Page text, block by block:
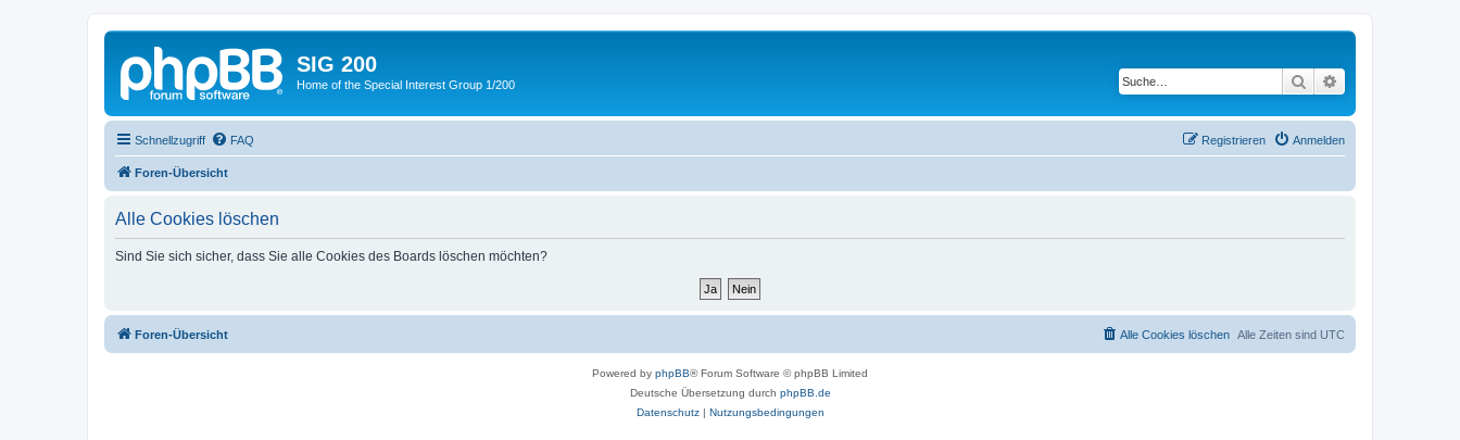
SIG 200
Home of the Special Interest Group 1/200 Suche
Schnellzugriff FAQ Anmelden
Registrieren
Foren-Übersicht
Alle Cookies löschen
Sind Sie sich sicher, dass Sie alle Cookies des Boards löschen möchten?
Foren-Übersicht Alle Zeiten sind UTC
Alle Cookies löschen
Powered by phpBB® Forum Software © phpBB Limited
Deutsche Übersetzung durch phpBB.de
Datenschutz| Nutzungsbedingungen